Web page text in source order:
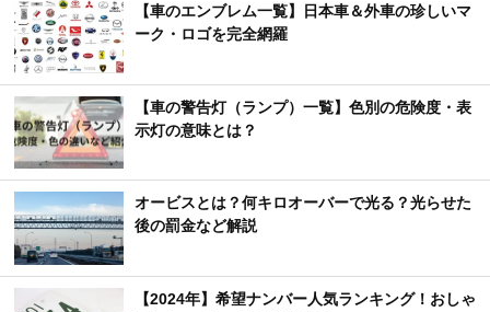
【車のエンブレム一覧】日本車＆外車の珍しいマ
ーク・ロゴを完全網羅
【車の警告灯（ランプ）一覧】色別の危険度・表
示灯の意味とは？
オービスとは？何キロオーバーで光る？光らせた
後の罰金など解説
【2024年】希望ナンバー人気ランキング！おしゃ